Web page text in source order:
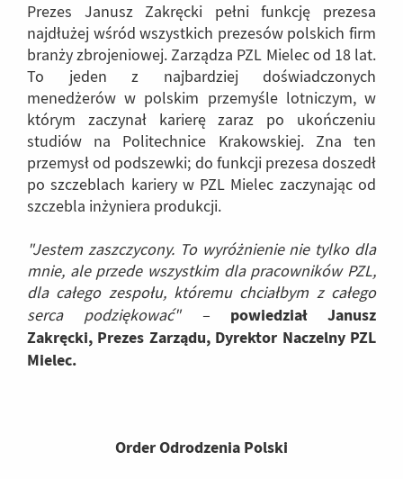
Prezes Janusz Zakręcki pełni funkcję prezesa
najdłużej wśród wszystkich prezesów polskich firm
branży zbrojeniowej. Zarządza PZL Mielec od 18 lat.
To jeden z najbardziej doświadczonych
menedżerów w polskim przemyśle lotniczym, w
którym zaczynał karierę zaraz po ukończeniu
studiów na Politechnice Krakowskiej. Zna ten
przemysł od podszewki; do funkcji prezesa doszedł
po szczeblach kariery w PZL Mielec zaczynając od
szczebla inżyniera produkcji.
"Jestem zaszczycony. To wyróżnienie nie tylko dla
mnie, ale przede wszystkim dla pracowników PZL,
dla całego zespołu, któremu chciałbym z całego
serca podziękować" – powiedział Janusz
Zakręcki, Prezes Zarządu, Dyrektor Naczelny PZL
Mielec.
Order Odrodzenia Polski